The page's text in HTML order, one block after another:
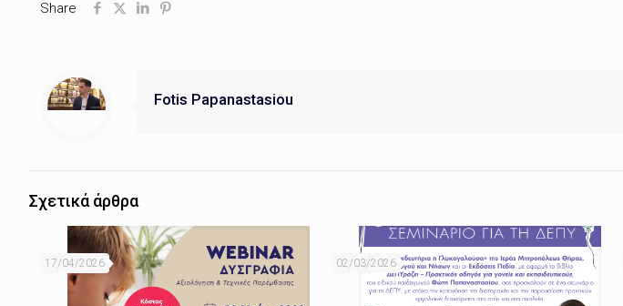
Share
Fotis Papanastasiou
Σχετικά άρθρα
17/04/2026 02/03/2026